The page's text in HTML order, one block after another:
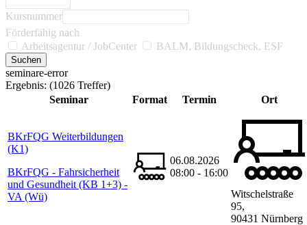
Kursnummer
Förderfähig nach
Arbeitsagentur / JobCenter
BALM, Bildungscheck, ESF
seminare-error
Ergebnis: (1026 Treffer)
Seminar
Format Termin Ort
BKrFQG Weiterbildungen
(K1)
BKrFQG - Fahrsicherheit
und Gesundheit (KB 1+3) -
VA (Wü)
06.08.2026
08:00 - 16:00
Witschelstraße
95,
90431 Nürnberg